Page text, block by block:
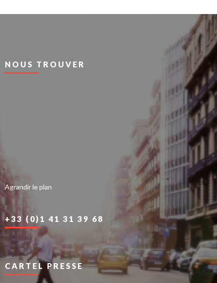
NOUS TROUVER
Agrandir le plan
+33 (0)1 41 31 39 68
CARTEL PRESSE